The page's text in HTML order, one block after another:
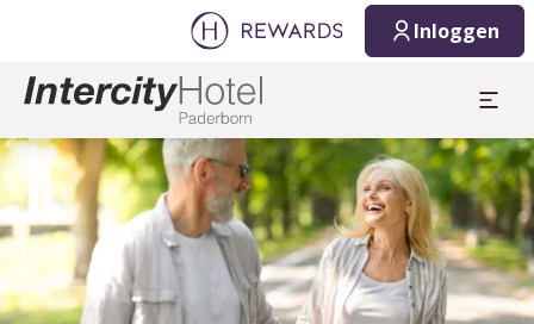
Inloggen
Dia 1 van 1